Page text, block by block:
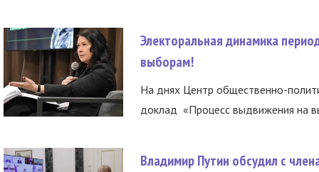
Электоральная динамика
выборам!
На днях Центр общественно-
доклад «Процесс выдвижения на
Владимир Путин обсудил с